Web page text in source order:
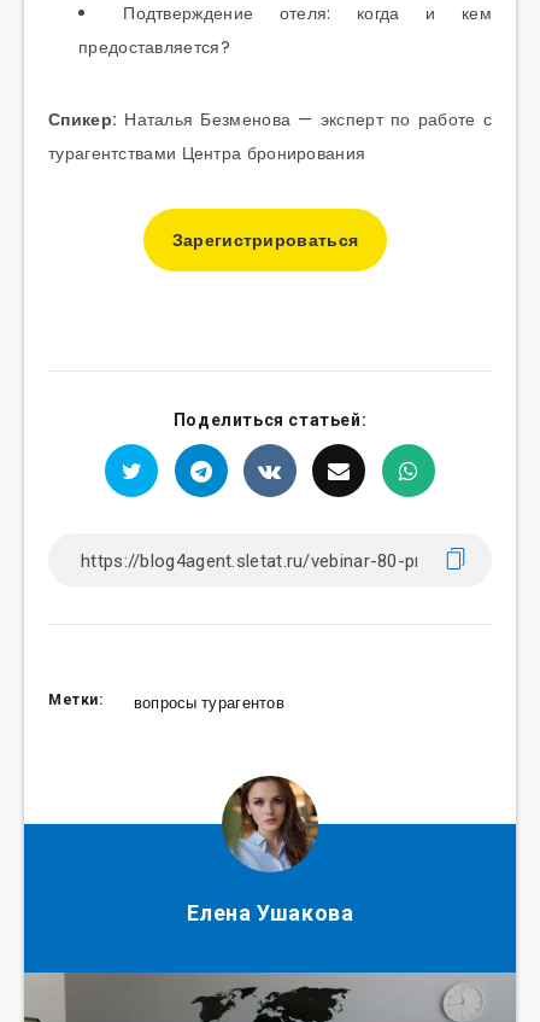
Подтверждение отеля: когда и кем
предоставляется?
Спикер: Наталья Безменова — эксперт по работе с
турагентствами Центра бронирования
Зарегистрироваться
Поделиться статьей:
Метки: вопросы турагентов
Елена Ушакова